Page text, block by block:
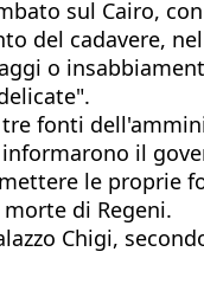
sul Cairo,
del cadavere,
o
fonti
il
le proprie
di Regeni.
Chigi,